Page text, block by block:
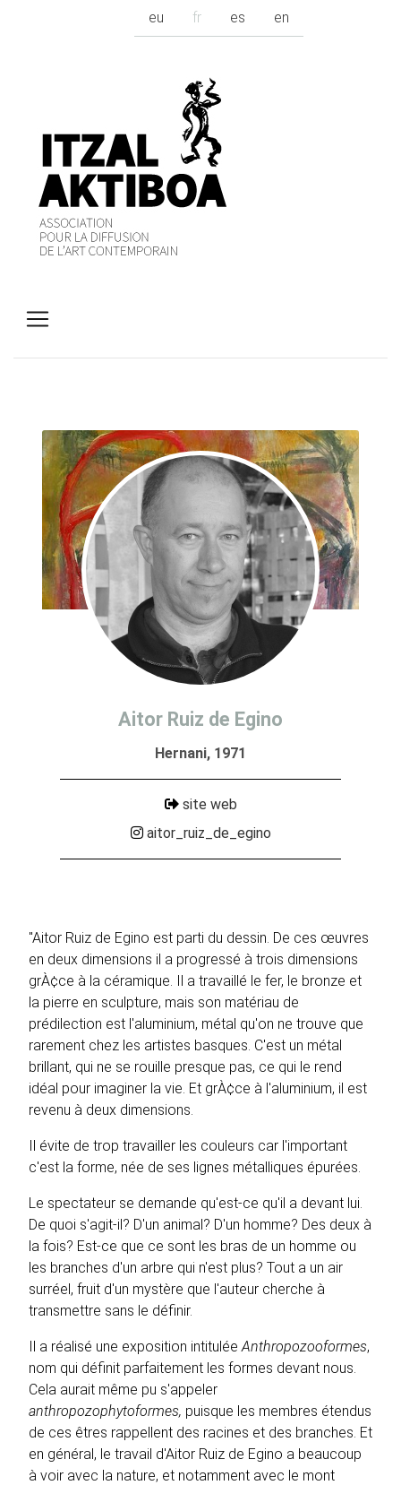
eu fr es en
"Aitor Ruiz de Egino est parti du dessin. De ces œuvres
en deux dimensions il a progressé à trois dimensions
grÀ¢ce à la céramique. Il a travaillé le fer, le bronze et
la pierre en sculpture, mais son matériau de
prédilection est l'aluminium, métal qu'on ne trouve que
rarement chez les artistes basques. C'est un métal
brillant, qui ne se rouille presque pas, ce qui le rend
idéal pour imaginer la vie. Et grÀ¢ce à l'aluminium, il est
revenu à deux dimensions.
Il évite de trop travailler les couleurs car l'important
c'est la forme, née de ses lignes métalliques épurées.
Le spectateur se demande qu'est-ce qu'il a devant lui.
De quoi s'agit-il? D'un animal? D'un homme? Des deux à
la fois? Est-ce que ce sont les bras de un homme ou
les branches d'un arbre qui n'est plus? Tout a un air
surréel, fruit d'un mystère que l'auteur cherche à
transmettre sans le définir.
Il a réalisé une exposition intitulée Anthropozooformes,
nom qui définit parfaitement les formes devant nous.
Cela aurait même pu s'appeler
anthropozophytoformes, puisque les membres étendus
de ces êtres rappellent des racines et des branches. Et
en général, le travail d'Aitor Ruiz de Egino a beaucoup
à voir avec la nature, et notamment avec le mont
Aitor Ruiz de Egino
Hernani, 1971
site web
aitor_ruiz_de_egino